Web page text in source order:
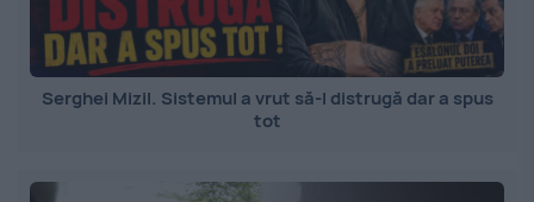
Serghei Mizil. Sistemul a vrut să-l distrugă dar a spus
tot